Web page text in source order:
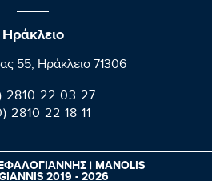
Ηράκλειο
55, Ηράκλειο 71306
2810 22 03 27
2810 22 18 11
| MANOLIS
2019 - 2026